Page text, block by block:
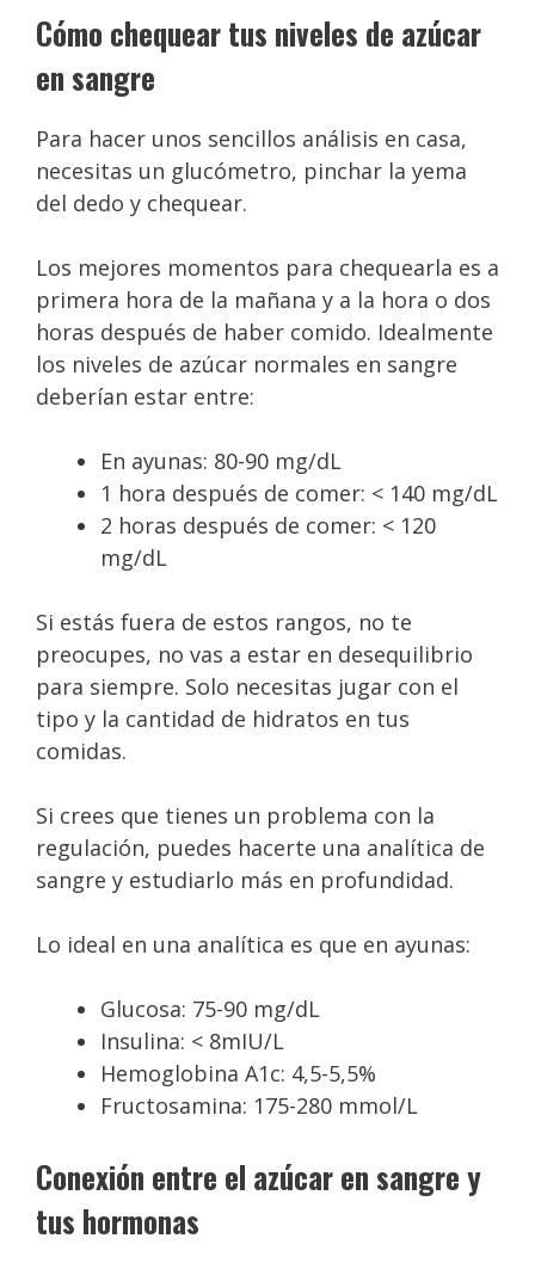
Cómo chequear tus niveles de azúcar
en sangre
Para hacer unos sencillos análisis en casa,
necesitas un glucómetro, pinchar la yema
del dedo y chequear.
Los mejores momentos para chequearla es a
primera hora de la mañana y a la hora o dos
horas después de haber comido. Idealmente
los niveles de azúcar normales en sangre
deberían estar entre:
En ayunas: 80-90 mg/dL
1 hora después de comer: < 140 mg/dL
2 horas después de comer: < 120
mg/dL
Si estás fuera de estos rangos, no te
preocupes, no vas a estar en desequilibrio
para siempre. Solo necesitas jugar con el
tipo y la cantidad de hidratos en tus
comidas.
Si crees que tienes un problema con la
regulación, puedes hacerte una analítica de
sangre y estudiarlo más en profundidad.
Lo ideal en una analítica es que en ayunas:
Glucosa: 75-90 mg/dL
Insulina: < 8mIU/L
Hemoglobina A1c: 4,5-5,5%
Fructosamina: 175-280 mmol/L
Conexión entre el azúcar en sangre y
tus hormonas